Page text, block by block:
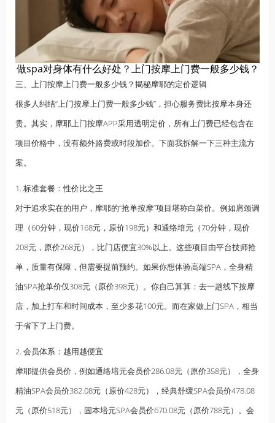
做spa对身体有什么好处？上门按摩上门费一般多少钱？
三、上门按摩上门费一般多少钱？揭秘摩耶的定价逻辑
很多人纠结“上门按摩上门费一般多少钱”，担心服务费比按摩本身还
贵。其实， 摩耶上门按摩APP采用透明定价，所有上门费已经包含在
项目价格中，没有额外路费或时段加价。下面我拆解一下三种主流方
案。
1. 标准套餐：性价比之王
对于追求实在的用户，摩耶的“抢单按摩”项目堪称白菜价。例如肩颈调
理（60分钟，现价168元，原价198元）和通络培元（70分钟，现价
208元，原价268元），比门店便宜30%以上。这些项目由平台技师抢
单，质量有保障，但需要提前预约。如果你想体验高端SPA，全身精
油SPA抢单价仅308元（原价398元）。你自己算算：去一趟线下按摩
店，加上打车和时间成本，至少多花100元。而在家做上门SPA，相当
于省下了上门费。
2. 会员体系：越用越便宜
摩耶提供会员价，例如通络培元会员价286.08元（原价358元），全身
精油SPA会员价382.08元（原价428元），经典舒缓SPA会员价478.08
元（原价518元），固本培元SPA会员价670.08元（原价788元）。会